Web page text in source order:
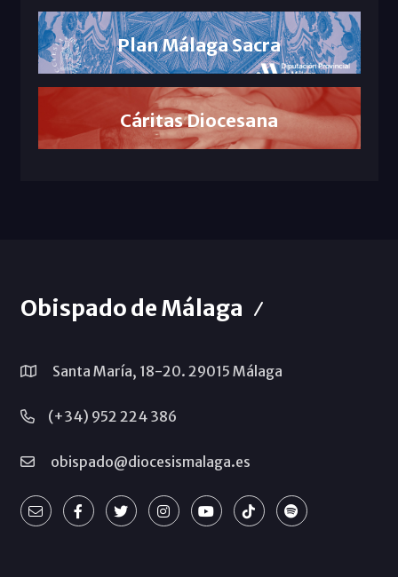
Plan Málaga Sacra
Cáritas Diocesana
Obispado de Málaga
Santa María, 18-20. 29015 Málaga
(+34) 952 224 386
obispado@diocesismalaga.es